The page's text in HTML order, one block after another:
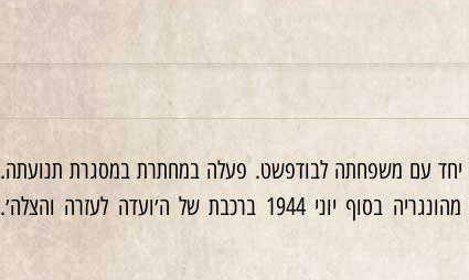
יחד עם משפחתה לבודפשט. פעלה במחתרת במסגרת תנועתה.
אחותה טרודי נתפסה בידי המשטרה ההונגרית ונורית, בעזרת פרץ רבס, דאגה לשחרורה. יצאה מהונגריה בסוף יוני 1944 ברכבת של ה׳ועדה לעזרה והצלה׳.